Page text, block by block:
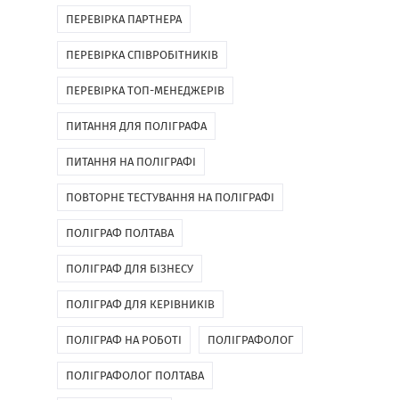
ПЕРЕВІРКА ПАРТНЕРА
ПЕРЕВІРКА СПІВРОБІТНИКІВ
ПЕРЕВІРКА ТОП-МЕНЕДЖЕРІВ
ПИТАННЯ ДЛЯ ПОЛІГРАФА
ПИТАННЯ НА ПОЛІГРАФІ
ПОВТОРНЕ ТЕСТУВАННЯ НА ПОЛІГРАФІ
ПОЛІГРАФ ПОЛТАВА
ПОЛІГРАФ ДЛЯ БІЗНЕСУ
ПОЛІГРАФ ДЛЯ КЕРІВНИКІВ
ПОЛІГРАФ НА РОБОТІ ПОЛІГРАФОЛОГ
ПОЛІГРАФОЛОГ ПОЛТАВА